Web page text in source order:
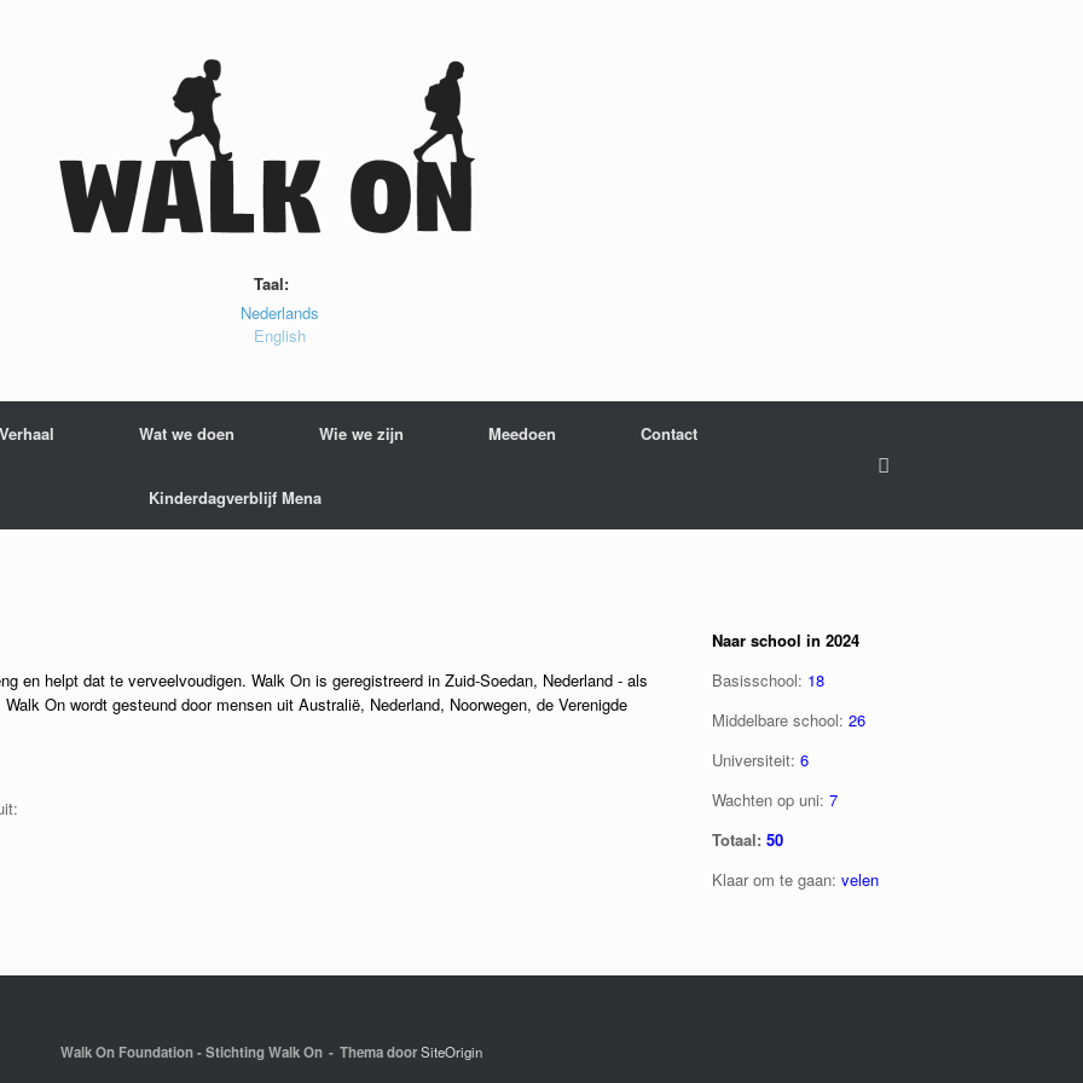
Taal:
Nederlands
English
Wat we doen Wie we zijn Meedoen Contact
Kinderdagverblijf Mena
en helpt dat te verveelvoudigen. Walk On is geregistreerd in Zuid-Soedan, Nederland - als
On wordt gesteund door mensen uit Australië, Nederland, Noorwegen, de Verenigde
Naar school in 2024
Basisschool: 18
Middelbare school:26
Universiteit:6
Wachten op uni:7
Totaal:50
Klaar om te gaan:velen
Walk On Foundation - Stichting Walk On Thema doorSiteOrigin